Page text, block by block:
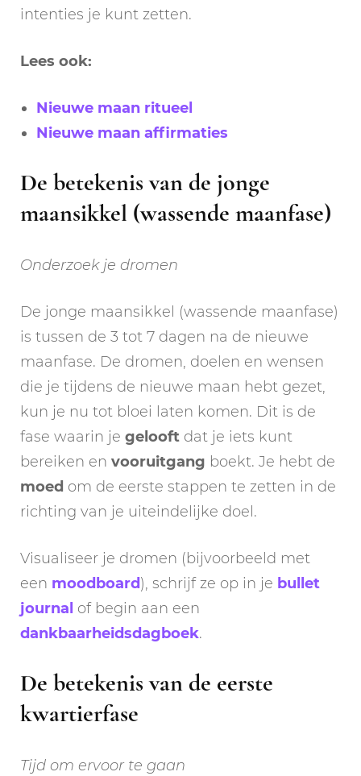
intenties je kunt zetten.
Lees ook:
Nieuwe maan ritueel
Nieuwe maan affirmaties
De betekenis van de jonge
maansikkel (wassende maanfase)
Onderzoek je dromen
De jonge maansikkel (wassende maanfase)
is tussen de 3 tot 7 dagen na de nieuwe
maanfase. De dromen, doelen en wensen
die je tijdens de nieuwe maan hebt gezet,
kun je nu tot bloei laten komen. Dit is de
fase waarin je gelooft dat je iets kunt
bereiken en vooruitgang boekt. Je hebt de
moed om de eerste stappen te zetten in de
richting van je uiteindelijke doel.
Visualiseer je dromen (bijvoorbeeld met
een moodboard), schrijf ze op in je bullet
journal of begin aan een
dankbaarheidsdagboek.
De betekenis van de eerste
kwartierfase
Tijd om ervoor te gaan